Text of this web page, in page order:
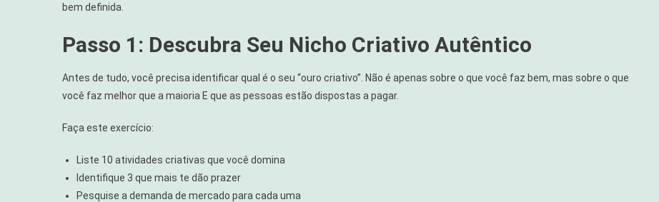
bem definida.
Passo 1: Descubra Seu Nicho Criativo Autêntico
Antes de tudo, você precisa identificar qual é o seu “ouro criativo”. Não é apenas sobre o que você faz bem, mas sobre o que
você faz melhor que a maioria E que as pessoas estão dispostas a pagar.
Faça este exercício:
Liste 10 atividades criativas que você domina
Identifique 3 que mais te dão prazer
Pesquise a demanda de mercado para cada uma